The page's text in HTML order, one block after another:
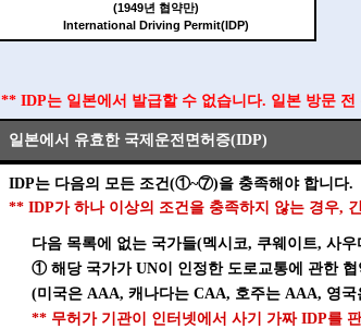
(1949년 협약만)
International Driving Permit(IDP)
** IDP는 일본에서 발급할 수 없습니다. 일본 방문
일본에서 유효한 국제운전면허증(IDP)
IDP는 다음의 모든 조건(①~⑦)을 충족해야 합니다.
** IDP가 하나 이상의 조건을 충족하지 않는 경우,
다음 목록에 없는 국가들(멕시코, 쿠웨이트, 사
① 해당 국가가 UN이 인정한 도로교통에 관한
(미국은 AAA, 캐나다는 CAA, 호주는 AAA, 영국
** 무허가 기관이 인터넷에서 사기 가짜 IDP를